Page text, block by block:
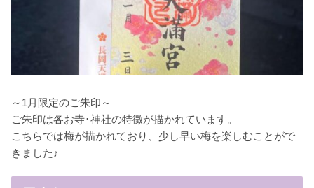
～1月限定のご朱印～
ご朱印は各お寺･神社の特徴が描かれています。
こちらでは梅が描かれており、少し早い梅を楽しむことがで
きました♪